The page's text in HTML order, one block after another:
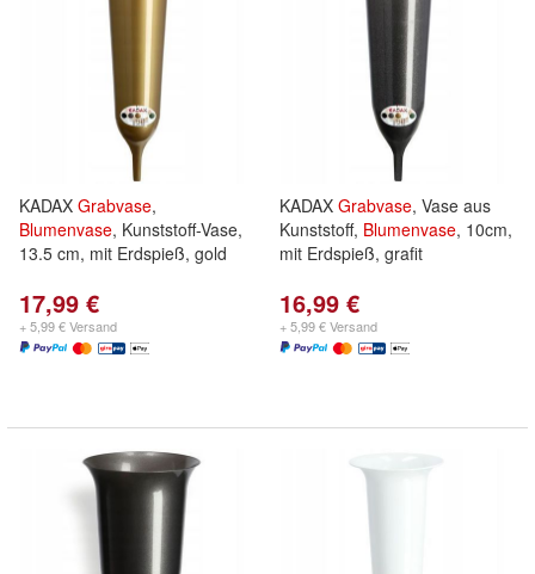
KADAX Grabvase,
Blumenvase, Kunststoff-Vase,
13.5 cm, mit Erdspieß, gold
17,99 €
+ 5,99 € Versand
KADAX Grabvase, Vase aus
Kunststoff, Blumenvase, 10cm,
mit Erdspieß, grafit
16,99 €
+ 5,99 € Versand